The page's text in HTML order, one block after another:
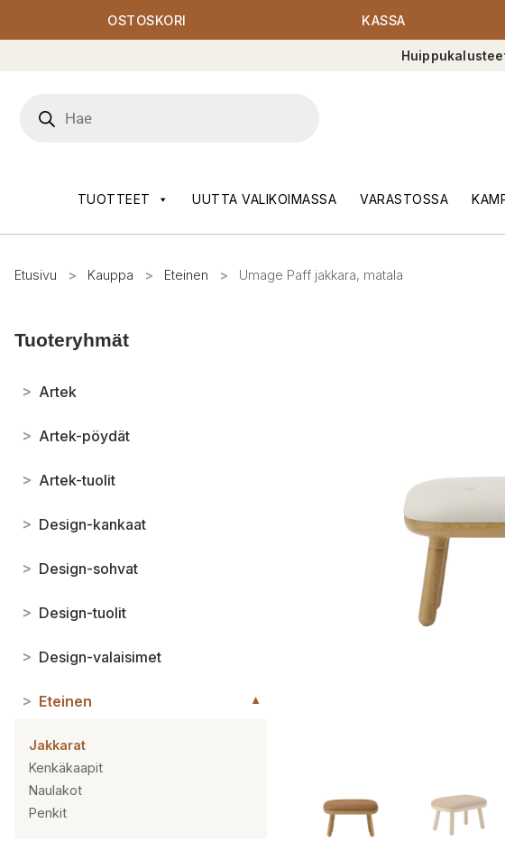
OSTOSKORI KASSA
search
TUOTTEET UUTTA VALIKOIMASSA VARASTOSSA
Etusivu > Kauppa > Eteinen > Umage Paff jakkara, matala
Tuoteryhmät
> Artek
> Artek-pöydät
> Artek-tuolit
> Design-kankaat
> Design-sohvat
> Design-tuolit
> Design-valaisimet
> Eteinen ▼
Jakkarat
Kenkäkaapit
Naulakot
Penkit